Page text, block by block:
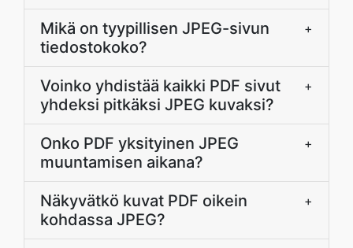
Mikä on tyypillisen JPEG-sivun
tiedostokoko?
+
Voinko yhdistää kaikki PDF sivut
yhdeksi pitkäksi JPEG kuvaksi?
+
Onko PDF yksityinen JPEG
muuntamisen aikana?
+
Näkyvätkö kuvat PDF oikein
kohdassa JPEG?
+